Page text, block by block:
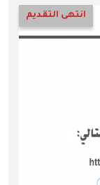
انتهى التقديم